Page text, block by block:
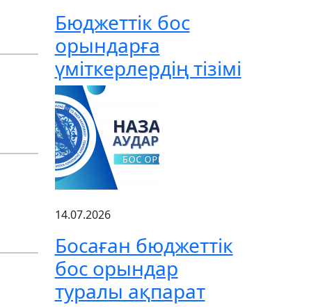
Бюджеттік бос
орындарға
үміткерлердің тізімі
14.07.2026
Босаған бюджеттік
бос орындар
туралы ақпарат